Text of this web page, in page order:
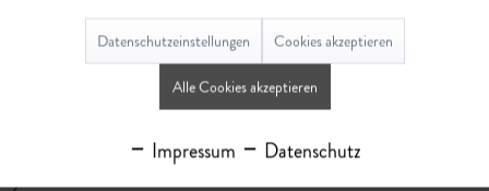
Datenschutzeinstellungen Cookies akzeptieren
Alle Cookies akzeptieren
Impressum Datenschutz